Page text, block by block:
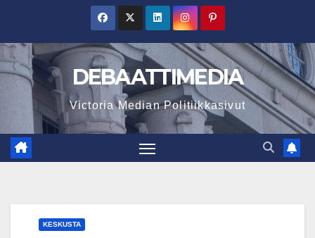
content
DEBAATTIMEDIA
Victoria Median Politiikkasivut
KESKUSTA